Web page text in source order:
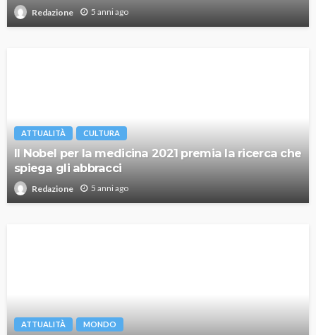
Redazione 5 anni ago
ATTUALITÀ CULTURA
Il Nobel per la medicina 2021 premia la ricerca che
spiega gli abbracci
Redazione 5 anni ago
ATTUALITÀ MONDO